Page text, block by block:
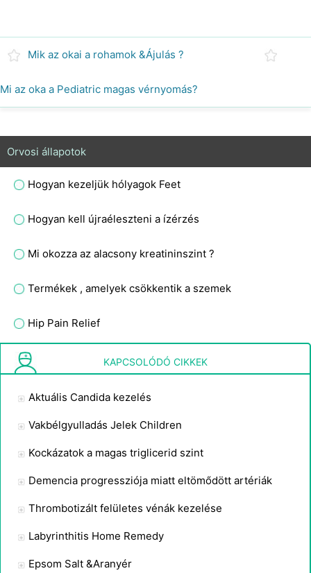
Mik az okai a rohamok &Ájulás ?
Mi az oka a Pediatric magas vérnyomás?
Orvosi állapotok
Hogyan kezeljük hólyagok Feet
Hogyan kell újraéleszteni a ízérzés
Mi okozza az alacsony kreatininszint ?
Termékek , amelyek csökkentik a szemek
Hip Pain Relief
Mi a laphámsejtes tüdőrák ?
KAPCSOLÓDÓ CIKKEK
Aktuális Candida kezelés
Vakbélgyulladás Jelek Children
Kockázatok a magas triglicerid szint
Demencia progressziója miatt eltömődött artériák
Thrombotizált felületes vénák kezelése
Labyrinthitis Home Remedy
Epsom Salt &Aranyér